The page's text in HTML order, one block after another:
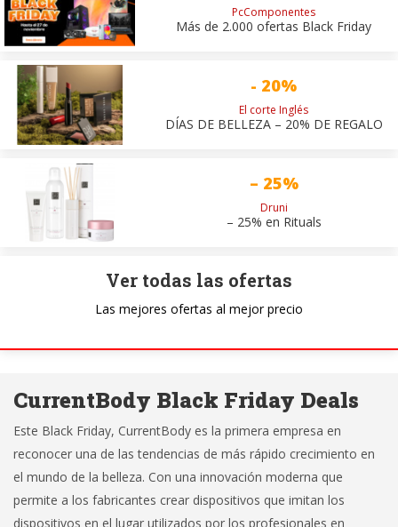
PcComponentes
Más de 2.000 ofertas Black Friday
- 20%
El corte Inglés
DÍAS DE BELLEZA – 20% DE REGALO
– 25%
Druni
– 25% en Rituals
Ver todas las ofertas
Las mejores ofertas al mejor precio
CurrentBody Black Friday Deals
Este Black Friday, CurrentBody es la primera empresa en
reconocer una de las tendencias de más rápido crecimiento en
el mundo de la belleza. Con una innovación moderna que
permite a los fabricantes crear dispositivos que imitan los
dispositivos en el lugar utilizados por los profesionales en